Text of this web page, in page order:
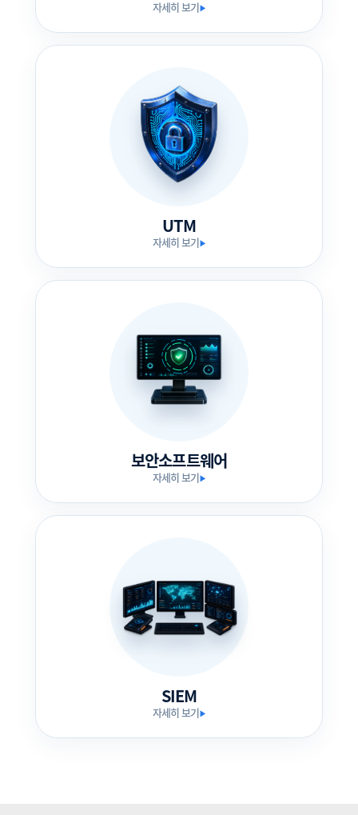
자세히 보기▶
UTM
자세히 보기▶
보안소프트웨어
자세히 보기▶
SIEM
자세히 보기▶